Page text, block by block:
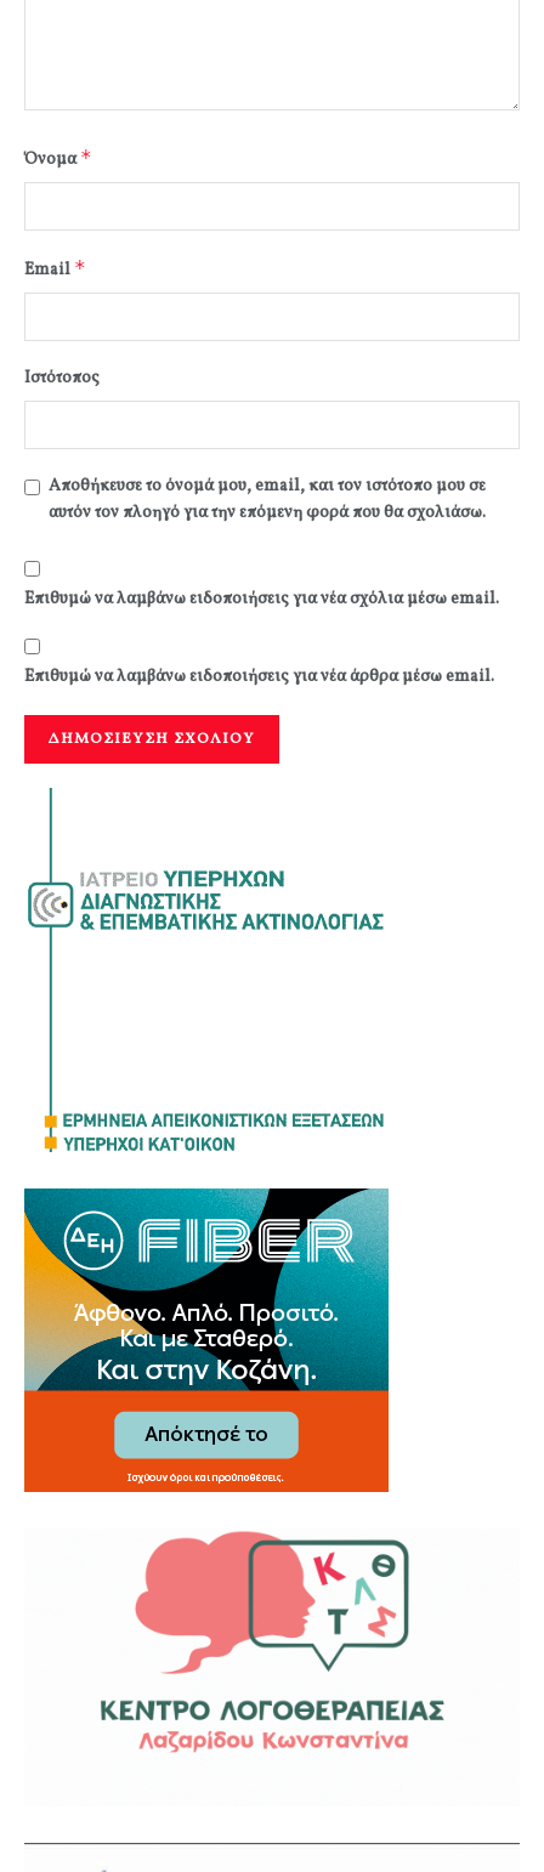
Όνομα*
Email *
Ιστότοπος
Αποθήκευσε το όνομά μου, email, και τον ιστότοπο μου σε
αυτόν τον πλοηγό για την επόμενη φορά που θα σχολιάσω.
Επιθυμώ να λαμβάνω ειδοποιήσεις για νέα σχόλια μέσω email.
Επιθυμώ να λαμβάνω ειδοποιήσεις για νέα άρθρα μέσω email.